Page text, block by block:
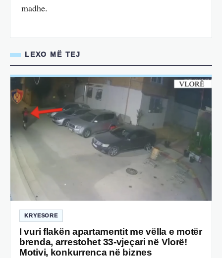
madhe.
LEXO MË TEJ
KRYESORE
I vuri flakën apartamentit me vëlla e motër
brenda, arrestohet 33-vjeçari në Vlorë!
Motivi, konkurrenca në biznes